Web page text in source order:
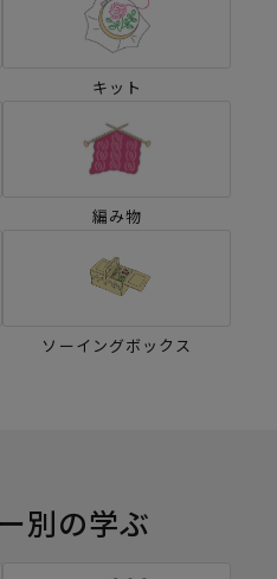
キット
編み物
ソーイングボックス
別の学ぶ